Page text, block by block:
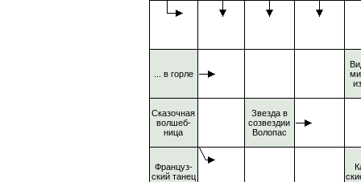
... в горле
Сказочная
волшеб-
ница
Звезда в
созвездии
Волопас
Француз-
ский танец